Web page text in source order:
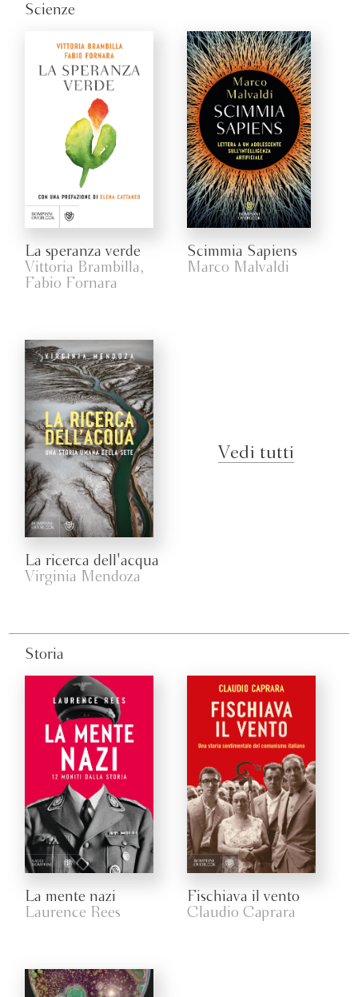
Scienze
La speranza verde
Vittoria Brambilla,
Fabio Fornara
Scimmia Sapiens
Marco Malvaldi
La ricerca dell'acqua
Virginia Mendoza
Vedi tutti
Storia
La mente nazi
Laurence Rees
Fischiava il vento
Claudio Caprara